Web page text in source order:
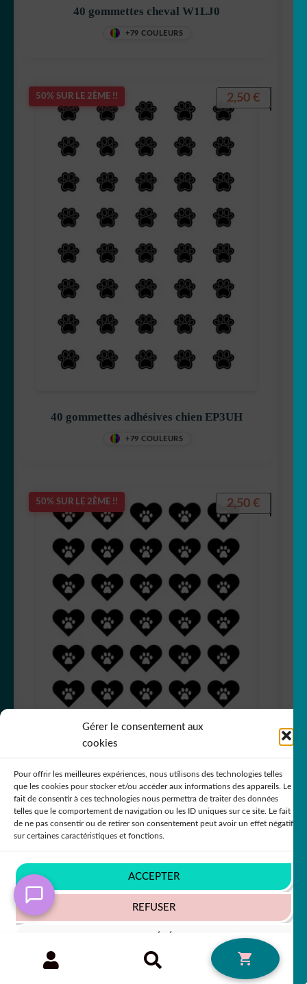
Gérer le consentement aux
cookies
Pour offrir les meilleures expériences, nous utilisons des technologies telles
que les cookies pour stocker et/ou accéder aux informations des appareils. Le
fait de consentir à ces technologies nous permettra de traiter des données
telles que le comportement de navigation ou les ID uniques sur ce site. Le fait
de ne pas consentir ou de retirer son consentement peut avoir un effet négatif
sur certaines caractéristiques et fonctions.
ACCEPTER
REFUSER
Politique de confidentialité
40 gommettes cheval W1LJ0
+79 COULEURS
50% SUR LE 2ÈME !!
40 gommettes adhésives chien EP3UH
+79 COULEURS
2,50 €
50% SUR LE 2ÈME !!
40 gommettes adhésives chien IKGNA
2,50 €
50% SUR LE 2ÈME !!
Recherche
RECHERCHE